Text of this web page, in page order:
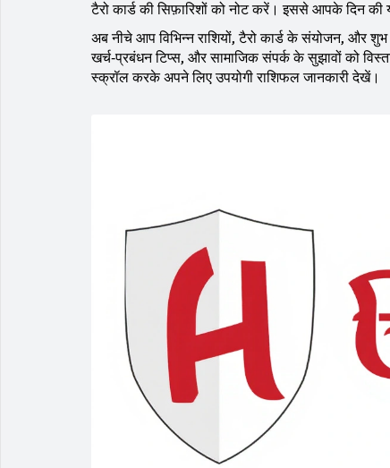
टैरो कार्ड की सिफ़ारिशों को नोट करें। इससे आपके दिन की
अब नीचे आप विभिन्न राशियों, टैरो कार्ड के संयोजन, और
खर्च‑प्रबंधन टिप्स, और सामाजिक संपर्क के सुझावों को
स्क्रॉल करके अपने लिए उपयोगी राशिफल जानकारी देखें।